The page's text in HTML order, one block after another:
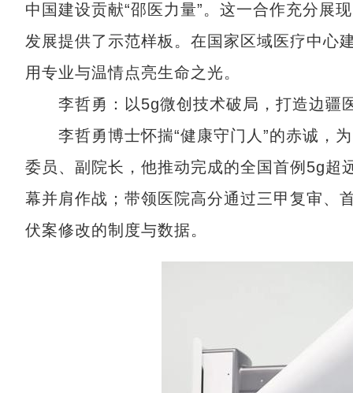
中国建设贡献“邵医力量”。这一合作充分展
发展提供了示范样板。在国家区域医疗中心
用专业与温情点亮生命之光。
李哲勇：以5g微创技术破局，打造边疆
李哲勇博士怀揣“健康守门人”的赤诚，为
委员、副院长，他推动完成的全国首例5g超
幕并肩作战；带领医院高分通过三甲复审、
伏案修改的制度与数据。